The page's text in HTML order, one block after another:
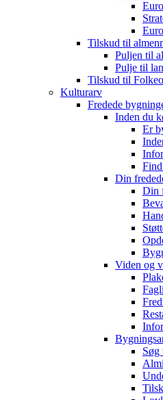
Tilskud til
Puljen til
Pulje til
Tilskud til
Kulturarv
Fredede
Inden du
Er
Din
Din
Viden og
Søg